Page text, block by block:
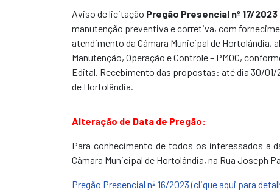
Aviso de licitação Pregão Presencial nº 17/2023
manutenção preventiva e corretiva, com
atendimento da Câmara Municipal de Hortolândia,
Manutenção, Operação e Controle – PMOC,
Edital. Recebimento das propostas: até dia 30/01/
de Hortolândia.
Alteração de Data de Pregão:
Para conhecimento de todos os interessados a
Câmara Municipal de Hortolândia, na Rua Joseph
Pregão Presencial nº 16/2023 (clique aqui para